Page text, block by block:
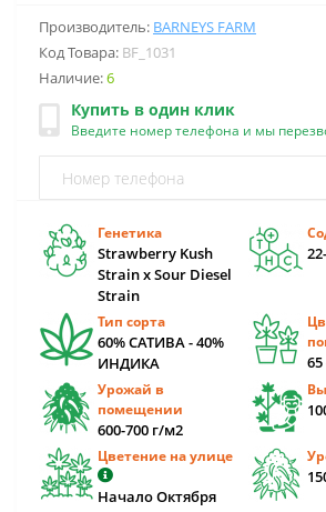
Производитель: BARNEYS FARM
Код Товара: BF_1031
Наличие:6
Купить в один клик
Введите номер телефона и мы
Генетика
Strawberry Kush
Strain x Sour Diesel
Strain
Тип сорта
60% САТИВА - 40%
ИНДИКА
Урожай в
помещении
600-700 г/м2
Цветение на улице
Начало Октября